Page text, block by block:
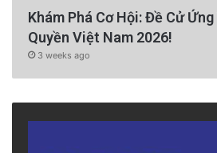
Khám Phá Cơ Hội: Đề Cử
Quyền Việt Nam 2026!
3 weeks ago